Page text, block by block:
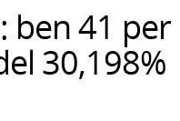
ben 41 per
30,198%